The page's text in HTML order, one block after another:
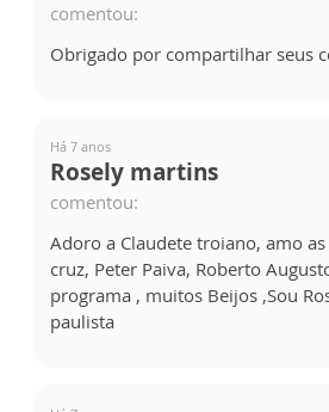
comentou:
Obrigado por compartilhar seus
Há 7 anos
Rosely martins
comentou:
Adoro a Claudete troiano, amo as
cruz, Peter Paiva, Roberto
programa , muitos Beijos ,Sou
paulista